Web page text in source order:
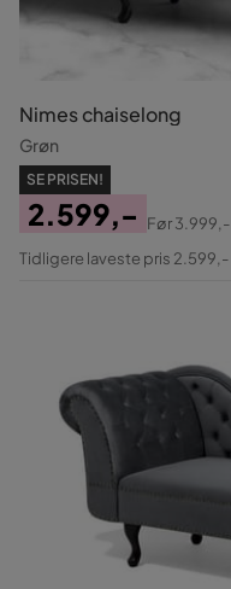
Nimes chaiselong
Grøn
SE PRISEN!
Pris
2.599,-
Original
Før3.999,-
Tidligere laveste pris 2.599,-